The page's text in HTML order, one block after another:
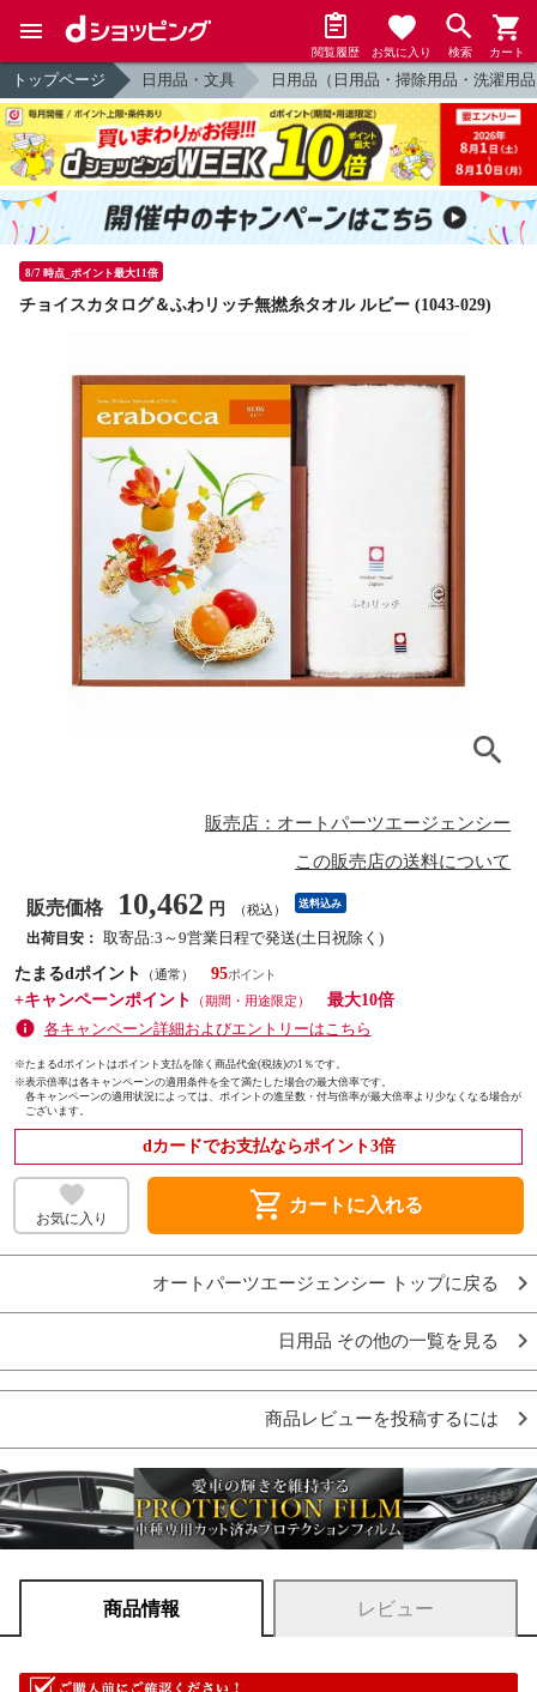
閲覧履歴 お気に入り 検索 カート
トップページ 日用品・文具 日用品（日用品・掃除用品・洗濯用
8/7 時点_ポイント最大11倍
チョイスカタログ＆ふわリッチ無撚糸タオル ルビー (1043-029)
販売店：オートパーツエージェンシー
この販売店の送料について
販売価格 10,462 円 （税込） 送料込み
出荷目安： 取寄品:3～9営業日程で発送(土日祝除く)
たまるdポイント
（通常）
95
+キャンペーンポイント
（期間・用途限定）
最大10倍
各キャンペーン詳細およびエントリーはこちら
※たまるdポイントはポイント支払を除く商品代金(税抜)の1％です。
※表示倍率は各キャンペーンの適用条件を全て満たした場合の最大倍率です。
各キャンペーンの適用状況によっては、ポイントの進呈数・付与倍率が最大倍率より少なくなる場合が
ございます。
dカードでお支払ならポイント3倍
お気に入り shopping_cart カートに入れる
オートパーツエージェンシー トップに戻る
日用品 その他の一覧を見る
商品レビューを投稿するには
商品情報 レビュー